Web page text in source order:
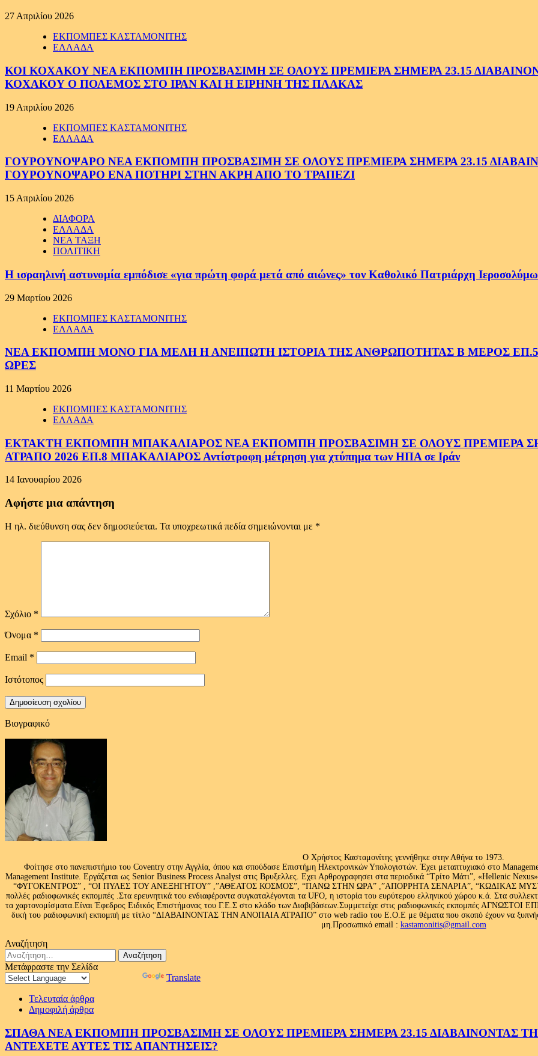
27 Απριλίου 2026
ΕΚΠΟΜΠΕΣ ΚΑΣΤΑΜΟΝΙΤΗΣ
ΕΛΛΑΔΑ
ΚΟΙ ΚΟΧΑΚΟΥ ΝΕΑ ΕΚΠΟΜΠΗ ΠΡΟΣΒΑΣΙΜΗ ΣΕ ΟΛΟΥΣ ΠΡΕΜΙΕΡΑ ΣΗΜΕΡΑ 23.15
ΚΟΧΑΚΟΥ Ο ΠΟΛΕΜΟΣ ΣΤΟ ΙΡΑΝ ΚΑΙ Η ΕΙΡΗΝΗ ΤΗΣ ΠΛΑΚΑΣ
19 Απριλίου 2026
ΕΚΠΟΜΠΕΣ ΚΑΣΤΑΜΟΝΙΤΗΣ
ΕΛΛΑΔΑ
ΓΟΥΡΟΥΝΟΨΑΡΟ ΝΕΑ ΕΚΠΟΜΠΗ ΠΡΟΣΒΑΣΙΜΗ ΣΕ ΟΛΟΥΣ ΠΡΕΜΙΕΡΑ ΣΗΜΕΡΑ 23.15
ΓΟΥΡΟΥΝΟΨΑΡΟ ΕΝΑ ΠΟΤΗΡΙ ΣΤΗΝ ΑΚΡΗ ΑΠΟ ΤΟ ΤΡΑΠΕΖΙ
15 Απριλίου 2026
ΔΙΑΦΟΡΑ
ΕΛΛΑΔΑ
ΝΕΑ ΤΑΞΗ
ΠΟΛΙΤΙΚΗ
Η ισραηλινή αστυνομία εμπόδισε «για πρώτη φορά μετά από αιώνες» τον Καθολικό Πατριάρχη
29 Μαρτίου 2026
ΕΚΠΟΜΠΕΣ ΚΑΣΤΑΜΟΝΙΤΗΣ
ΕΛΛΑΔΑ
ΝΕΑ ΕΚΠΟΜΠΗ ΜΟΝΟ ΓΙΑ ΜΕΛΗ Η ΑΝΕΙΠΩΤΗ ΙΣΤΟΡΙΑ ΤΗΣ ΑΝΘΡΩΠΟΤΗΤΑΣ Β ΜΕΡΟΣ
ΩΡΕΣ
11 Μαρτίου 2026
ΕΚΠΟΜΠΕΣ ΚΑΣΤΑΜΟΝΙΤΗΣ
ΕΛΛΑΔΑ
ΕΚΤΑΚΤΗ ΕΚΠΟΜΠΗ ΜΠΑΚΑΛΙΑΡΟΣ ΝΕΑ ΕΚΠΟΜΠΗ ΠΡΟΣΒΑΣΙΜΗ ΣΕ ΟΛΟΥΣ ΠΡΕΜΙΕΡΑ
ΑΤΡΑΠΟ 2026 ΕΠ.8 ΜΠΑΚΑΛΙΑΡΟΣ Αντίστροφη μέτρηση για χτύπημα των ΗΠΑ σε Ιράν
14 Ιανουαρίου 2026
Αφήστε μια απάντηση
Η ηλ. διεύθυνση σας δεν δημοσιεύεται. Τα υποχρεωτικά πεδία σημειώνονται με *
Σχόλιο *
Όνομα *
Email *
Ιστότοπος
Βιογραφικό
Ο Χρήστος Κασταμονίτης γεννήθηκε στην Αθήνα το 1973.
Φοίτησε στο πανεπιστήμιο του Coventry στην Αγγλία, όπου και σπούδασε Επιστήμη Ηλεκτρονικών Υπολογιστών. Έχει μεταπτυχιακό στο
Management Institute. Εργάζεται ως Senior Business Process Analyst στις Βρυξελλες. Εχει Αρθρογραφησει στα περιοδικά “Τρίτο Μάτι”, «Hellenic
“ΦΥΓΟΚΕΝΤΡΟΣ” , “ΟΙ ΠΥΛΕΣ ΤΟΥ ΑΝΕΞΗΓΗΤΟΥ” ,”ΑΘΕΑΤΟΣ ΚΟΣΜΟΣ”, “ΠΑΝΩ ΣΤΗΝ ΩΡΑ” ,”ΑΠΟΡΡΗΤΑ ΣΕΝΑΡΙΑ”, “ΚΩΔΙΚΑΣ
πολλές ραδιοφωνικές εκπομπές .Στα ερευνητικά του ενδιαφέροντα συγκαταλέγονται τα UFO, η ιστορία του ευρύτερου ελληνικού χώρου κ.ά. Στα
τα χαρτονομίσματα.Είναι Έφεδρος Ειδικός Επιστήμονας του Γ.Ε.Σ στο κλάδο των Διαβιβάσεων.Συμμετείχε στις ραδιοφωνικές εκπομπές
δική του ραδιοφωνική εκπομπή με τίτλο “ΔΙΑΒΑΙΝΟΝΤΑΣ ΤΗΝ ΑΝΟΠΑΙΑ ΑΤΡΑΠΟ” στο web radio του Ε.Ο.Ε με θέματα που σκοπό έχουν να
μη.Προσωπικό email : kastamonitis@gmail.com
Αναζήτηση
Αναζήτηση
για:
Μετάφραστε την Σελίδα
Translate
Τελευταία άρθρα
Δημοφιλή άρθρα
ΣΠΑΘΑ ΝΕΑ ΕΚΠΟΜΠΗ ΠΡΟΣΒΑΣΙΜΗ ΣΕ ΟΛΟΥΣ ΠΡΕΜΙΕΡΑ ΣΗΜΕΡΑ 23.15 ΔΙΑΒΑΙΝΟΝΤΑΣ
ΑΝΤΕΧΕΤΕ ΑΥΤΕΣ ΤΙΣ ΑΠΑΝΤΗΣΕΙΣ?